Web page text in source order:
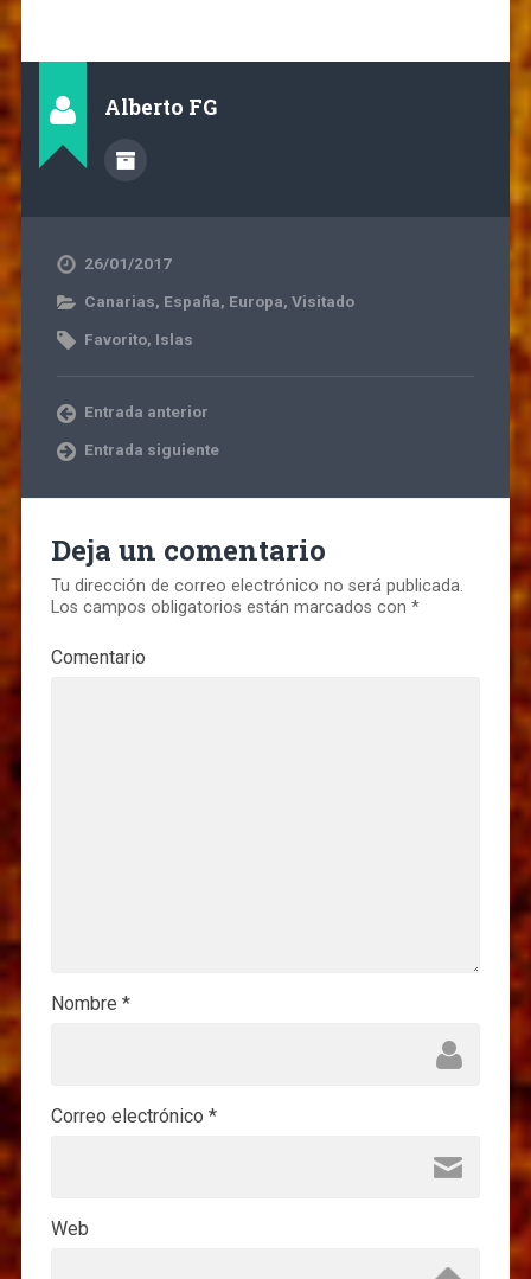
Alberto FG
26/01/2017
Canarias, España, Europa, Visitado
Favorito, Islas
Entrada anterior
Entrada siguiente
Deja un comentario
Tu dirección de correo electrónico no será publicada.
Los campos obligatorios están marcados con *
Comentario
Nombre *
Correo electrónico *
Web